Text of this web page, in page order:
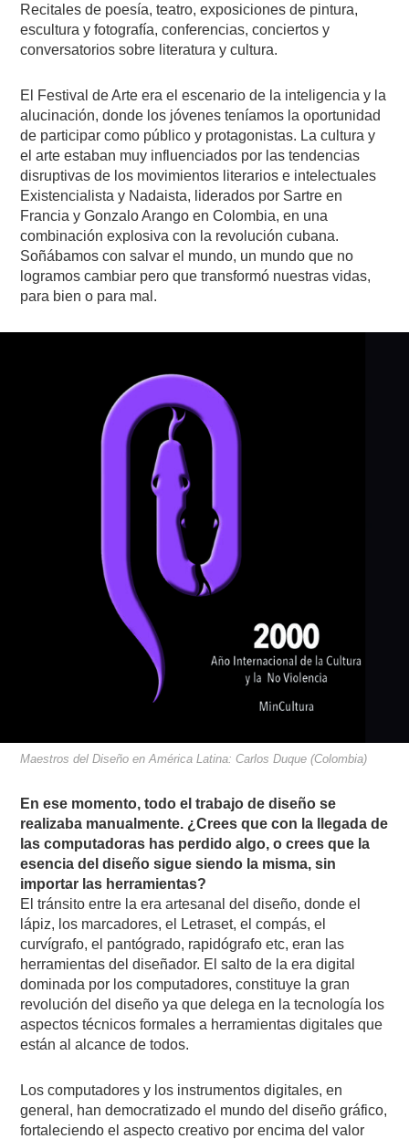
Recitales de poesía, teatro, exposiciones de pintura,
escultura y fotografía, conferencias, conciertos y
conversatorios sobre literatura y cultura.
El Festival de Arte era el escenario de la inteligencia y la
alucinación, donde los jóvenes teníamos la oportunidad
de participar como público y protagonistas. La cultura y
el arte estaban muy influenciados por las tendencias
disruptivas de los movimientos literarios e intelectuales
Existencialista y Nadaista, liderados por Sartre en
Francia y Gonzalo Arango en Colombia, en una
combinación explosiva con la revolución cubana.
Soñábamos con salvar el mundo, un mundo que no
logramos cambiar pero que transformó nuestras vidas,
para bien o para mal.
Maestros del Diseño en América Latina: Carlos Duque (Colombia)
En ese momento, todo el trabajo de diseño se
realizaba manualmente. ¿Crees que con la llegada de
las computadoras has perdido algo, o crees que la
esencia del diseño sigue siendo la misma, sin
importar las herramientas?
El tránsito entre la era artesanal del diseño, donde el
lápiz, los marcadores, el Letraset, el compás, el
curvígrafo, el pantógrado, rapidógrafo etc, eran las
herramientas del diseñador. El salto de la era digital
dominada por los computadores, constituye la gran
revolución del diseño ya que delega en la tecnología los
aspectos técnicos formales a herramientas digitales que
están al alcance de todos.
Los computadores y los instrumentos digitales, en
general, han democratizado el mundo del diseño gráfico,
fortaleciendo el aspecto creativo por encima del valor